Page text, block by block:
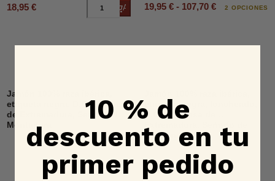
18,95 € Añadir al carrito
19,95 € - 107,70 € 2 OPCIONES
Jamón 100% raza ibérica,
etiqueta negra, D.O.P. Dehesa
de Extremadura, Señorío de
Montanera
etiqueta negra, loncheado,
D.O.P. Dehesa de
Montanera
10 % de
descuento en tu
primer pedido